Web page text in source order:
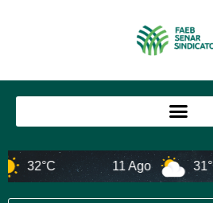
32°C 11 Ago 31°C